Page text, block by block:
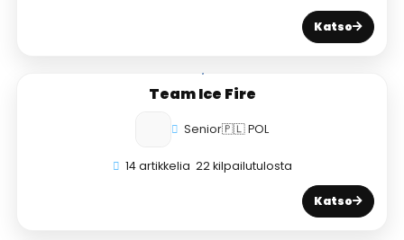
Katso
Team Ice Fire
Senior🇵🇱 POL
14 artikkelia 22 kilpailutulosta
Katso